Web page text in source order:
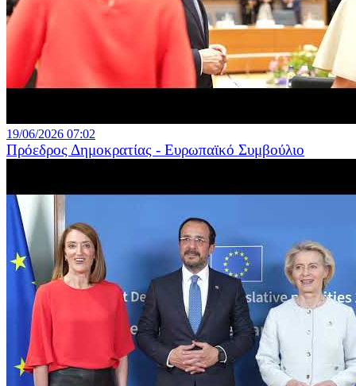
19/06/2026 07:02
Πρόεδρος Δημοκρατίας - Ευρωπαϊκό Συμβούλιο